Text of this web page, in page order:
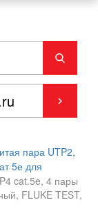
пара UTP2,
5е для
cat.5e, 4 пары
FLUKE TEST,